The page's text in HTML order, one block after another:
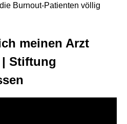
Burnout-Patienten völlig
meinen Arzt
Stiftung